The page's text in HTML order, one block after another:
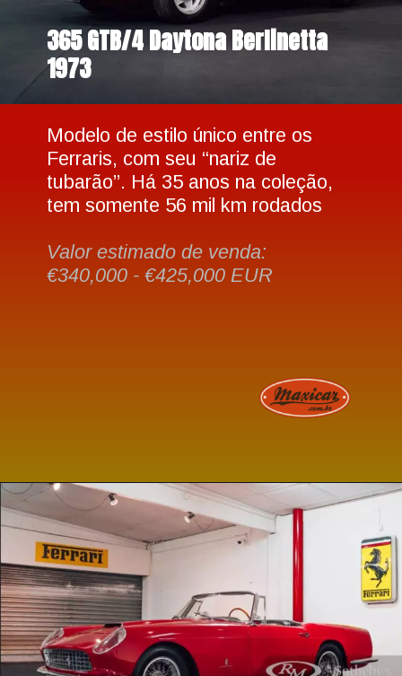
Modelo de estilo único entre os
Ferraris, com seu “nariz de
tubarão”. Há 35 anos na coleção,
tem somente 56 mil km rodados
Valor estimado de venda:
€340,000 - €425,000 EUR
365 GTB/4 Daytona Berlinetta
1973